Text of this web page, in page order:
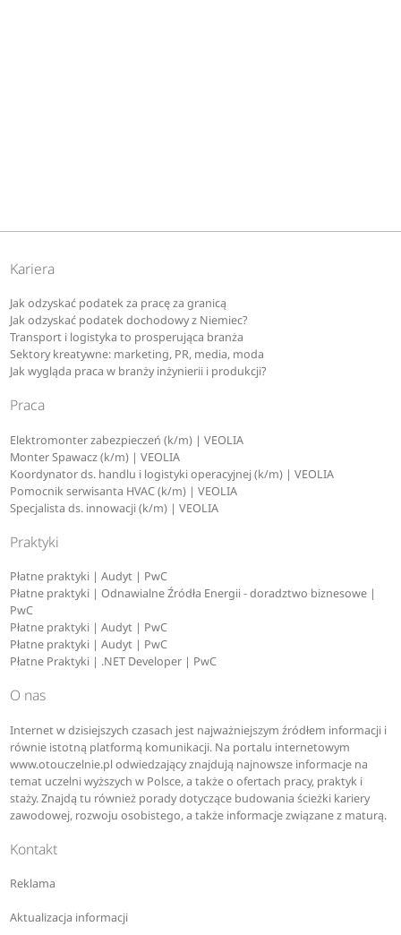
Kariera
Jak odzyskać podatek za pracę za granicą
Jak odzyskać podatek dochodowy z Niemiec?
Transport i logistyka to prosperująca branża
Sektory kreatywne: marketing, PR, media, moda
Jak wygląda praca w branży inżynierii i produkcji?
Praca
Elektromonter zabezpieczeń (k/m) | VEOLIA
Monter Spawacz (k/m) | VEOLIA
Koordynator ds. handlu i logistyki operacyjnej (k/m) | VEOLIA
Pomocnik serwisanta HVAC (k/m) | VEOLIA
Specjalista ds. innowacji (k/m) | VEOLIA
Praktyki
Płatne praktyki | Audyt | PwC
Płatne praktyki | Odnawialne Źródła Energii - doradztwo biznesowe |
PwC
Płatne praktyki | Audyt | PwC
Płatne praktyki | Audyt | PwC
Płatne Praktyki | .NET Developer | PwC
O nas
Internet w dzisiejszych czasach jest najważniejszym źródłem informacji i
równie istotną platformą komunikacji. Na portalu internetowym
www.otouczelnie.pl odwiedzający znajdują najnowsze informacje na
temat uczelni wyższych w Polsce, a także o ofertach pracy, praktyk i
staży. Znajdą tu również porady dotyczące budowania ścieżki kariery
zawodowej, rozwoju osobistego, a także informacje związane z maturą.
Kontakt
Reklama
Aktualizacja informacji